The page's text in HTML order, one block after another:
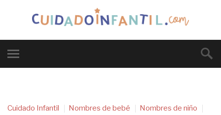
Cuidado Infantil Nombres de bebé
Nombres de niño